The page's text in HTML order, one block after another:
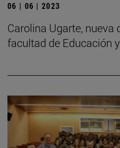
06 | 06 | 2023
Carolina Ugarte, nueva
facultad de Educación